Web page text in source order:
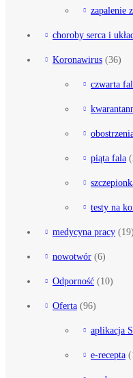
zapalenie
choroby serca i
Koronawirus (36)
czwarta
piąta fala
testy na
medycyna pracy (19)
nowotwór (6)
Odporność (10)
Oferta (96)
aplikacja
e-recepta